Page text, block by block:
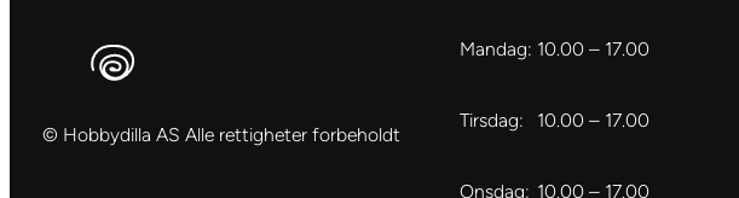
© Hobbydilla AS Alle rettigheter forbeholdt
Mandag: 10.00 – 17.00
Tirsdag: 10.00 – 17.00
Onsdag: 10.00 – 17.00